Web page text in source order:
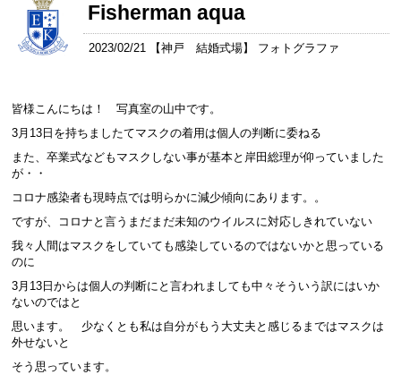
Fisherman aqua
2023/02/21 【神戸 結婚式場】 フォトグラファ
皆様こんにちは！ 写真室の山中です。
3月13日を持ちましたてマスクの着用は個人の判断に委ねる
また、卒業式などもマスクしない事が基本と岸田総理が仰っていました
が・・
コロナ感染者も現時点では明らかに減少傾向にあります。。
ですが、コロナと言うまだまだ未知のウイルスに対応しきれていない
我々人間はマスクをしていても感染しているのではないかと思っている
のに
3月13日からは個人の判断にと言われましても中々そういう訳にはいか
ないのではと
思います。 少なくとも私は自分がもう大丈夫と感じるまではマスクは
外せないと
そう思っています。